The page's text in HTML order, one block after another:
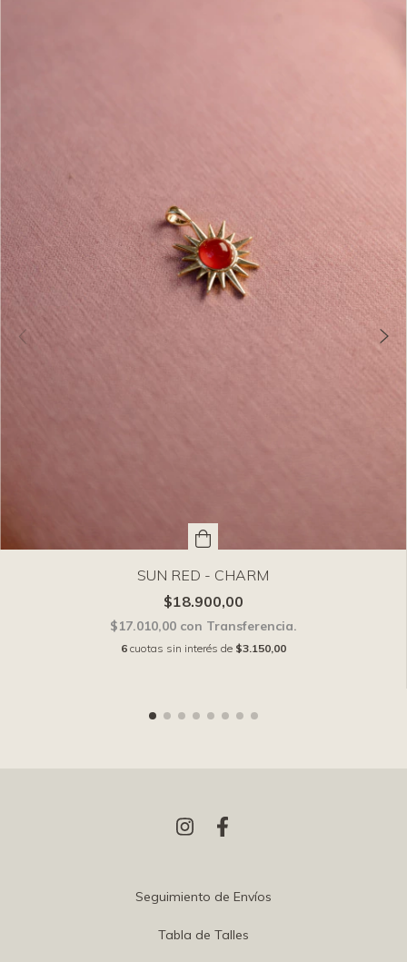
SUN RED - CHARM
$18.900,00
$17.010,00 con Transferencia.
6 cuotas sin interés de $3.150,00
Seguimiento de Envíos
Tabla de Talles